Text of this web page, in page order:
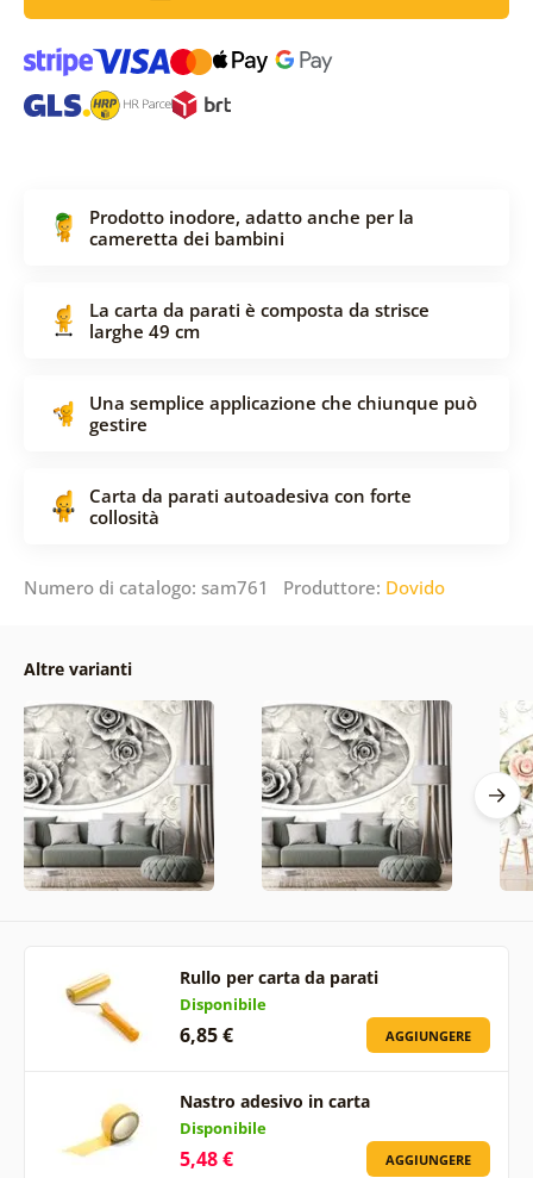
Prodotto inodore, adatto anche per la
cameretta dei bambini
La carta da parati è composta da strisce
larghe 49 cm
Una semplice applicazione che chiunque può
gestire
Carta da parati autoadesiva con forte
collosità
Numero di catalogo: sam761 Produttore: Dovido
Altre varianti
Rullo per carta da parati
Disponibile
6,85 € AGGIUNGERE
Nastro adesivo in carta
Disponibile
5,48 € AGGIUNGERE